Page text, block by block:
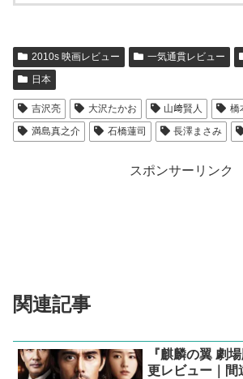
2010s 映画レビュー 一気通貫レビュー
日本
吉沢亮 大沢たかお 山﨑賢人
橋
満島真之介
石橋蓮司 長澤まさみ
スポンサーリンク
関連記事
『麒麟の翼 劇
更レビュー｜間